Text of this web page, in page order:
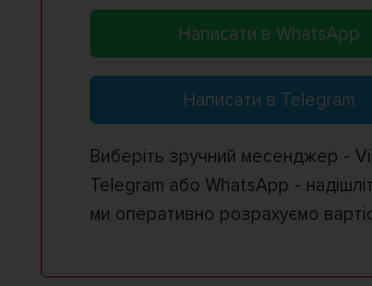
Написати в WhatsApp
Написати в Telegram
Виберіть зручний месенджер -
Telegram або WhatsApp -
ми оперативно розрахуємо